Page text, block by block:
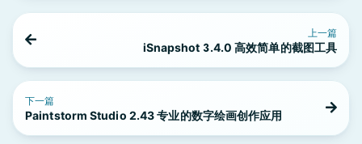
上一篇
iSnapshot 3.4.0 高效简单的截图工具
下一篇
Paintstorm Studio 2.43 专业的数字绘画创作应用